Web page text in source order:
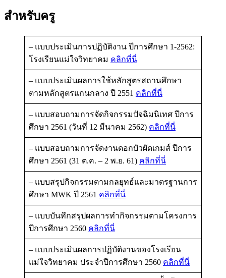
สำหรับครู
– แบบประเมินการปฏิบัติงาน ปีการศึกษา 1-2562:
โรงเรียนแม่ใจวิทยาคม คลิกที่นี่
– แบบประเมินผลการใช้หลักสูตรสถานศึกษา
ตามหลักสูตรแกนกลาง ปี 2551 คลิกที่นี่
– แบบสอบถามการจัดกิจกรรมปัจฉิมนิเทศ ปีการ
ศึกษา 2561 (วันที่ 12 มีนาคม 2562) คลิกที่นี่
– แบบสอบถามการจัดงานดอกบัวผัดเกมส์ ปีการ
ศึกษา 2561 (31 ต.ค. – 2 พ.ย. 61) คลิกที่นี่
– แบบสรุปกิจกรรมตามกลยุทธ์และมาตรฐานการ
ศึกษา MWK ปี 2561 คลิกที่นี่
– แบบบันทึกสรุปผลการทำกิจกรรมตามโครงการ
ปีการศึกษา 2560 คลิกที่นี่
– แบบประเมินผลการปฏิบัติงานของโรงเรียน
แม่ใจวิทยาคม ประจำปีการศึกษา 2560 คลิกที่นี่